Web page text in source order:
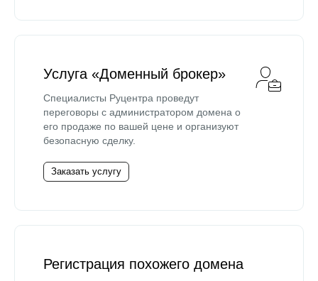
Услуга «Доменный брокер»
Специалисты Руцентра проведут
переговоры с администратором домена о
его продаже по вашей цене и организуют
безопасную сделку.
Заказать услугу
Регистрация похожего домена